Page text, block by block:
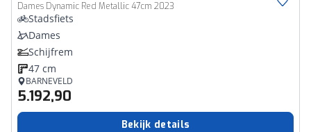
Dames Dynamic Red Metallic 47cm 2023
Stadsfiets
Dames
Schijfrem
47 cm
BARNEVELD
5.192,90
Bekijk details